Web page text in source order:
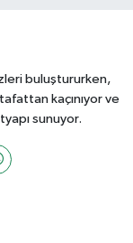
buluştururken,
kaçınıyor ve
sunuyor.